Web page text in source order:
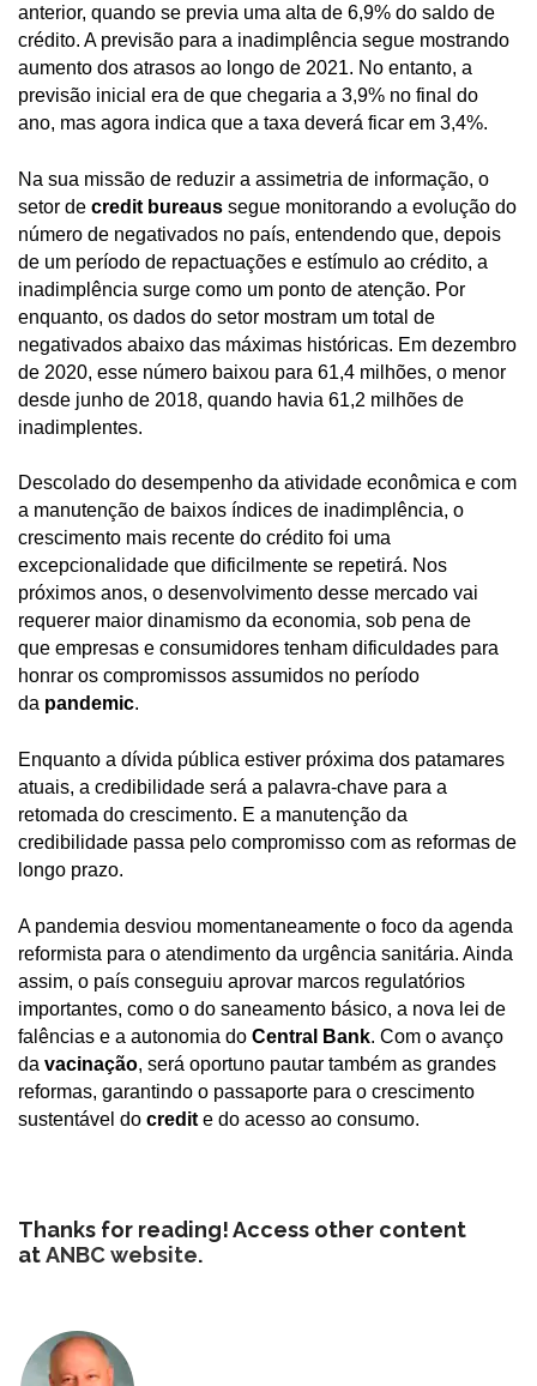
anterior, quando se previa uma alta de 6,9% do saldo de
crédito. A previsão para a inadimplência segue mostrando
aumento dos atrasos ao longo de 2021. No entanto, a
previsão inicial era de que chegaria a 3,9% no final do
ano, mas agora indica que a taxa deverá ficar em 3,4%.
Na sua missão de reduzir a assimetria de informação, o
setor de credit bureaus segue monitorando a evolução do
número de negativados no país, entendendo que, depois
de um período de repactuações e estímulo ao crédito, a
inadimplência surge como um ponto de atenção. Por
enquanto, os dados do setor mostram um total de
negativados abaixo das máximas históricas. Em dezembro
de 2020, esse número baixou para 61,4 milhões, o menor
desde junho de 2018, quando havia 61,2 milhões de
inadimplentes.
Descolado do desempenho da atividade econômica e com
a manutenção de baixos índices de inadimplência, o
crescimento mais recente do crédito foi uma
excepcionalidade que dificilmente se repetirá. Nos
próximos anos, o desenvolvimento desse mercado vai
requerer maior dinamismo da economia, sob pena de
que empresas e consumidores tenham dificuldades para
honrar os compromissos assumidos no período
da pandemic.
Enquanto a dívida pública estiver próxima dos patamares
atuais, a credibilidade será a palavra-chave para a
retomada do crescimento. E a manutenção da
credibilidade passa pelo compromisso com as reformas de
longo prazo.
A pandemia desviou momentaneamente o foco da agenda
reformista para o atendimento da urgência sanitária. Ainda
assim, o país conseguiu aprovar marcos regulatórios
importantes, como o do saneamento básico, a nova lei de
falências e a autonomia do Central Bank. Com o avanço
da vacinação, será oportuno pautar também as grandes
reformas, garantindo o passaporte para o crescimento
sustentável do credit e do acesso ao consumo.
Thanks for reading! Access other content
atANBC website.